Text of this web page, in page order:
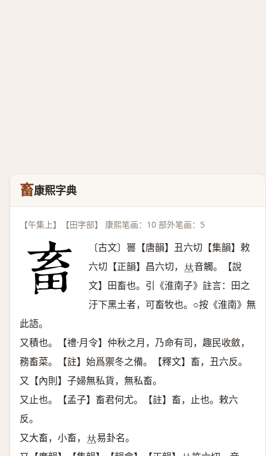
畜康熙字典
【午集上】【田字部】 康熙笔画：10 部外笔画：5
〔古文〕嘼【唐韻】丑六切【集韻】敕
六切【正韻】昌六切， 𠀤音觸。【說
文】田畜也。引《淮南子》註言：田之
汙下黑土者，可畜牧也。○按《淮南》無
此語。
又積也。【禮·月令】仲秋之月，乃命有司，趣民收斂，
務畜菜。【註】始爲禦冬之備。【釋文】畜，丑六反。
又【內則】子婦無私貨，無私畜。
又止也。【孟子】畜君何尤。【註】畜，止也。敕六
反。
又大畜，小畜， 𠀤易卦名。